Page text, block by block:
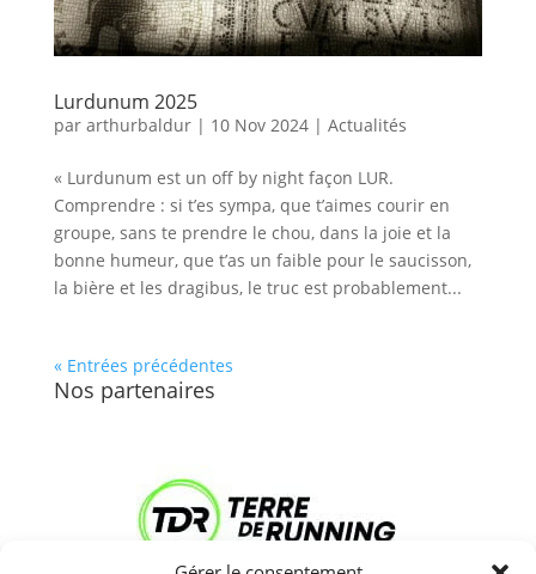
Lurdunum 2025
par arthurbaldur| 10 Nov 2024| Actualités
« Lurdunum est un off by night façon LUR.
Comprendre : si t’es sympa, que t’aimes courir en
groupe, sans te prendre le chou, dans la joie et la
bonne humeur, que t’as un faible pour le saucisson,
la bière et les dragibus, le truc est probablement...
« Entrées précédentes
Nos partenaires